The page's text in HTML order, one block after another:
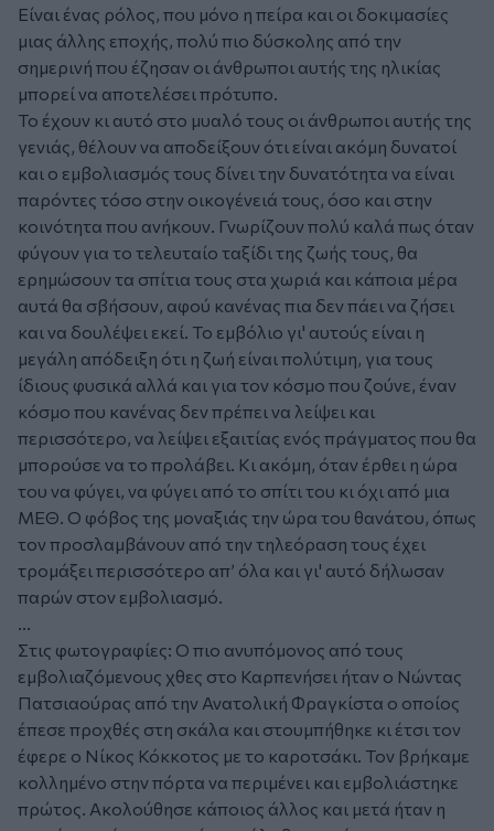
Είναι ένας ρόλος, που μόνο η πείρα και οι δοκιμασίες
μιας άλλης εποχής, πολύ πιο δύσκολης από την
σημερινή που έζησαν οι άνθρωποι αυτής της ηλικίας
μπορεί να αποτελέσει πρότυπο.
Το έχουν κι αυτό στο μυαλό τους οι άνθρωποι αυτής της
γενιάς, θέλουν να αποδείξουν ότι είναι ακόμη δυνατοί
και ο εμβολιασμός τους δίνει την δυνατότητα να είναι
παρόντες τόσο στην οικογένειά τους, όσο και στην
κοινότητα που ανήκουν. Γνωρίζουν πολύ καλά πως όταν
φύγουν για το τελευταίο ταξίδι της ζωής τους, θα
ερημώσουν τα σπίτια τους στα χωριά και κάποια μέρα
αυτά θα σβήσουν, αφού κανένας πια δεν πάει να ζήσει
και να δουλέψει εκεί. Το εμβόλιο γι' αυτούς είναι η
μεγάλη απόδειξη ότι η ζωή είναι πολύτιμη, για τους
ίδιους φυσικά αλλά και για τον κόσμο που ζούνε, έναν
κόσμο που κανένας δεν πρέπει να λείψει και
περισσότερο, να λείψει εξαιτίας ενός πράγματος που θα
μπορούσε να το προλάβει. Κι ακόμη, όταν έρθει η ώρα
του να φύγει, να φύγει από το σπίτι του κι όχι από μια
ΜΕΘ. Ο φόβος της μοναξιάς την ώρα του θανάτου, όπως
τον προσλαμβάνουν από την τηλεόραση τους έχει
τρομάξει περισσότερο απ’ όλα και γι' αυτό δήλωσαν
παρών στον εμβολιασμό.
...
Στις φωτογραφίες: Ο πιο ανυπόμονος από τους
εμβολιαζόμενους χθες στο Καρπενήσει ήταν ο Νώντας
Πατσιαούρας από την Ανατολική Φραγκίστα ο οποίος
έπεσε προχθές στη σκάλα και στουμπήθηκε κι έτσι τον
έφερε ο Νίκος Κόκκοτος με το καροτσάκι. Τον βρήκαμε
κολλημένο στην πόρτα να περιμένει και εμβολιάστηκε
πρώτος. Ακολούθησε κάποιος άλλος και μετά ήταν η